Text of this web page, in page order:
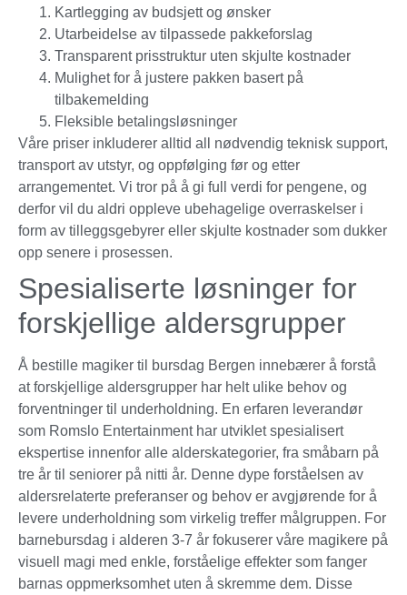
Kartlegging av budsjett og ønsker
Utarbeidelse av tilpassede pakkeforslag
Transparent prisstruktur uten skjulte kostnader
Mulighet for å justere pakken basert på
tilbakemelding
Fleksible betalingsløsninger
Våre priser inkluderer alltid all nødvendig teknisk support,
transport av utstyr, og oppfølging før og etter
arrangementet. Vi tror på å gi full verdi for pengene, og
derfor vil du aldri oppleve ubehagelige overraskelser i
form av tilleggsgebyrer eller skjulte kostnader som dukker
opp senere i prosessen.
Spesialiserte løsninger for
forskjellige aldersgrupper
Å bestille magiker til bursdag Bergen innebærer å forstå
at forskjellige aldersgrupper har helt ulike behov og
forventninger til underholdning. En erfaren leverandør
som Romslo Entertainment har utviklet spesialisert
ekspertise innenfor alle alderskategorier, fra småbarn på
tre år til seniorer på nitti år. Denne dype forståelsen av
aldersrelaterte preferanser og behov er avgjørende for å
levere underholdning som virkelig treffer målgruppen. For
barnebursdag i alderen 3-7 år fokuserer våre magikere på
visuell magi med enkle, forståelige effekter som fanger
barnas oppmerksomhet uten å skremme dem. Disse